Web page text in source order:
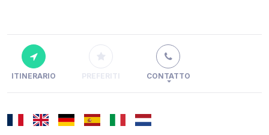
ITINERARIO PREFERITI CONTATTO